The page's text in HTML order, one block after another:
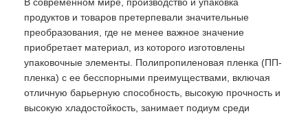
продуктов и товаров претерпевали значительные
преобразования, где не менее важное значение
приобретает материал, из которого изготовлены
упаковочные элементы. Полипропиленовая пленка (ПП-
пленка) с ее бесспорными преимуществами, включая
отличную барьерную способность, высокую прочность и
высокую хладостойкость, занимает подиум среди